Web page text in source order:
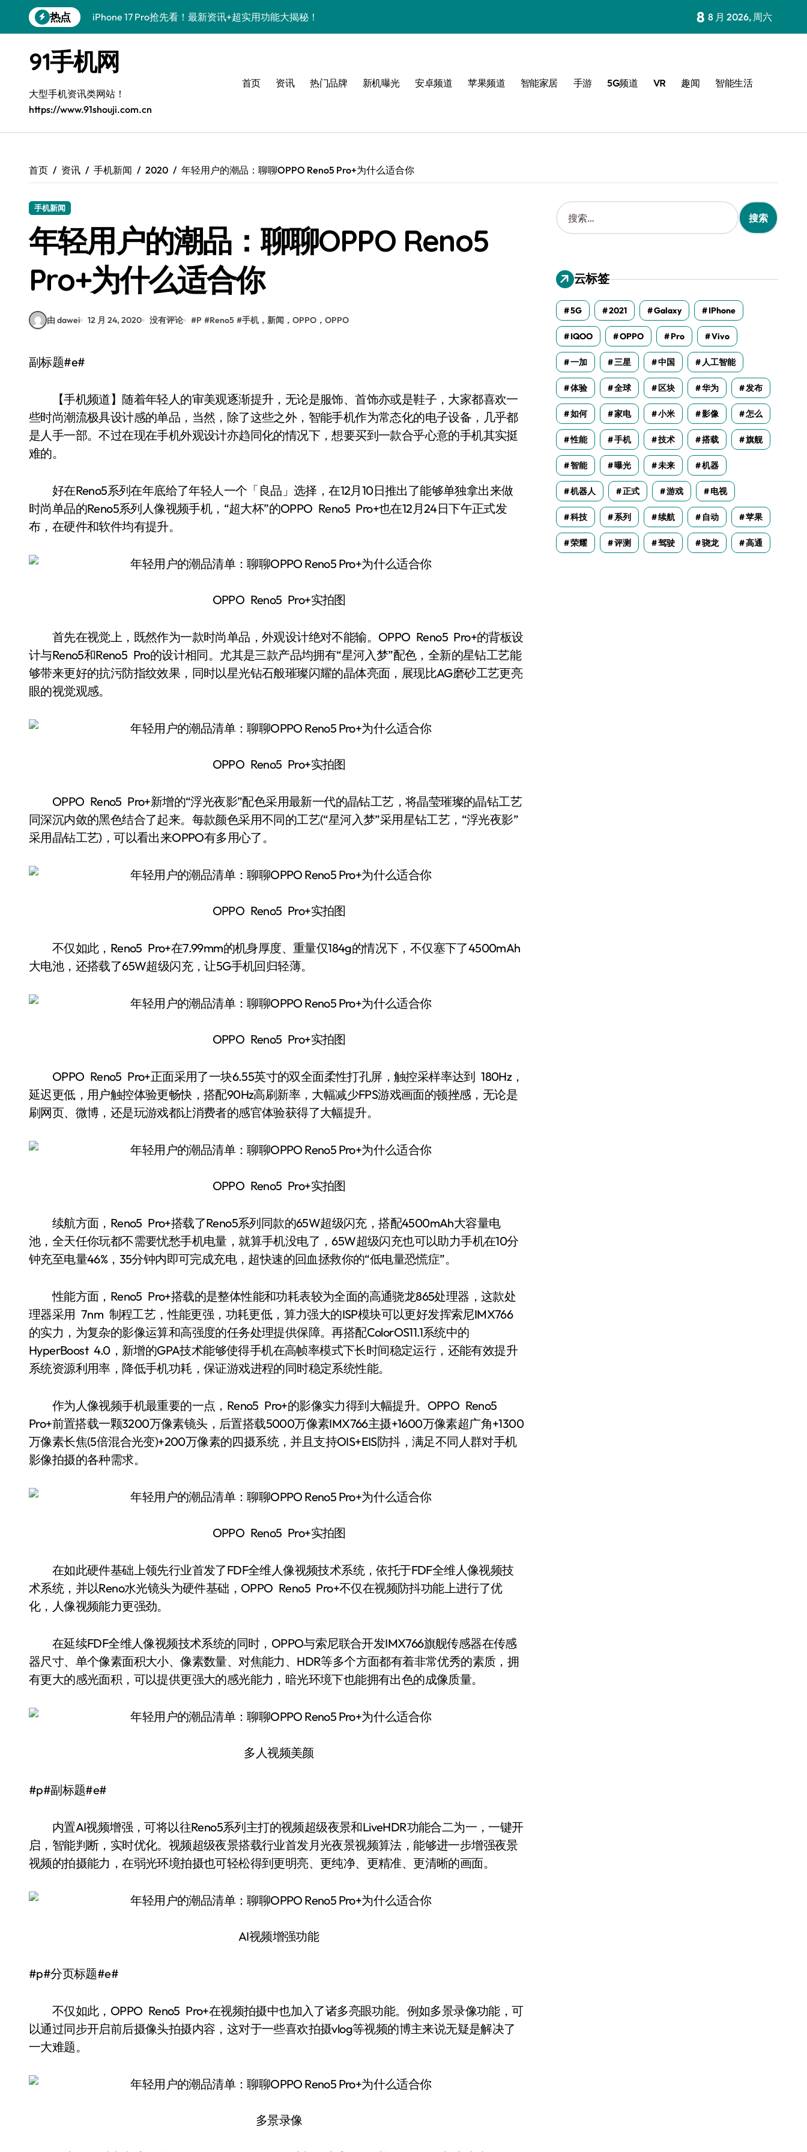
到
热点
iPhone 17 Pro抢先看！最新资讯+超实用功能大揭秘！
真我GT8震撼来袭！科技潮流新宠，创新乐趣一手掌握！
vivo S50新功能大揭秘！优惠全享，玩机效率飙升必备！
三星Galaxy Z TriFold：三屏折叠新境界，掌中科技新体验！
vivo S50 Pro mini小机身大能量，掌中资讯一键畅享！
三星Galaxy S26震撼来袭！创新科技亮点，一键尽享未来！
8 8 月 2026, 周六
91手机网
大型手机资讯类网站！
https://www.91shouji.com.cn
首页 资讯 热门品牌 新机曝光 安卓频道 苹果频道 智能家居 手游 5G频道 VR 趣闻 智能生活
首页 资讯 手机新闻 2020 年轻用户的潮品：聊聊OPPO Reno5 Pro+为什么适合你
手机新闻
年轻用户的潮品：聊聊OPPO Reno5
Pro+为什么适合你
由 dawei 12 月 24, 2020 没有评论 #P #Reno5 #手机，新闻，OPPO，OPPO
副标题#e#
【手机频道】随着年轻人的审美观逐渐提升，无论是服饰、首饰亦或是鞋子，大家都喜欢一
些时尚潮流极具设计感的单品，当然，除了这些之外，智能手机作为常态化的电子设备，几乎都
是人手一部。不过在现在手机外观设计亦趋同化的情况下，想要买到一款合乎心意的手机其实挺
难的。
好在Reno5系列在年底给了年轻人一个「良品」选择，在12月10日推出了能够单独拿出来做
时尚单品的Reno5系列人像视频手机，“超大杯”的OPPO Reno5 Pro+也在12月24日下午正式发
布，在硬件和软件均有提升。
OPPO Reno5 Pro+实拍图
首先在视觉上，既然作为一款时尚单品，外观设计绝对不能输。OPPO Reno5 Pro+的背板设
计与Reno5和Reno5 Pro的设计相同。尤其是三款产品均拥有“星河入梦”配色，全新的星钻工艺能
够带来更好的抗污防指纹效果，同时以星光钻石般璀璨闪耀的晶体亮面，展现比AG磨砂工艺更亮
眼的视觉观感。
OPPO Reno5 Pro+实拍图
OPPO Reno5 Pro+新增的“浮光夜影”配色采用最新一代的晶钻工艺，将晶莹璀璨的晶钻工艺
同深沉内敛的黑色结合了起来。每款颜色采用不同的工艺(“星河入梦”采用星钻工艺，“浮光夜影”
采用晶钻工艺)，可以看出来OPPO有多用心了。
OPPO Reno5 Pro+实拍图
不仅如此，Reno5 Pro+在7.99mm的机身厚度、重量仅184g的情况下，不仅塞下了4500mAh
大电池，还搭载了65W超级闪充，让5G手机回归轻薄。
OPPO Reno5 Pro+实拍图
OPPO Reno5 Pro+正面采用了一块6.55英寸的双全面柔性打孔屏，触控采样率达到 180Hz，
延迟更低，用户触控体验更畅快，搭配90Hz高刷新率，大幅减少FPS游戏画面的顿挫感，无论是
刷网页、微博，还是玩游戏都让消费者的感官体验获得了大幅提升。
OPPO Reno5 Pro+实拍图
续航方面，Reno5 Pro+搭载了Reno5系列同款的65W超级闪充，搭配4500mAh大容量电
池，全天任你玩都不需要忧愁手机电量，就算手机没电了，65W超级闪充也可以助力手机在10分
钟充至电量46%，35分钟内即可完成充电，超快速的回血拯救你的“低电量恐慌症”。
性能方面，Reno5 Pro+搭载的是整体性能和功耗表较为全面的高通骁龙865处理器，这款处
理器采用 7nm 制程工艺，性能更强，功耗更低，算力强大的ISP模块可以更好发挥索尼IMX766
的实力，为复杂的影像运算和高强度的任务处理提供保障。再搭配ColorOS11.1系统中的
HyperBoost 4.0，新增的GPA技术能够使得手机在高帧率模式下长时间稳定运行，还能有效提升
系统资源利用率，降低手机功耗，保证游戏进程的同时稳定系统性能。
作为人像视频手机最重要的一点，Reno5 Pro+的影像实力得到大幅提升。OPPO Reno5
Pro+前置搭载一颗3200万像素镜头，后置搭载5000万像素IMX766主摄+1600万像素超广角+1300
万像素长焦(5倍混合光变)+200万像素的四摄系统，并且支持OIS+EIS防抖，满足不同人群对手机
影像拍摄的各种需求。
OPPO Reno5 Pro+实拍图
在如此硬件基础上领先行业首发了FDF全维人像视频技术系统，依托于FDF全维人像视频技
术系统，并以Reno水光镜头为硬件基础，OPPO Reno5 Pro+不仅在视频防抖功能上进行了优
化，人像视频能力更强劲。
在延续FDF全维人像视频技术系统的同时，OPPO与索尼联合开发IMX766旗舰传感器在传感
器尺寸、单个像素面积大小、像素数量、对焦能力、HDR等多个方面都有着非常优秀的素质，拥
有更大的感光面积，可以提供更强大的感光能力，暗光环境下也能拥有出色的成像质量。
多人视频美颜
#p#副标题#e#
内置AI视频增强，可将以往Reno5系列主打的视频超级夜景和LiveHDR功能合二为一，一键开
启，智能判断，实时优化。视频超级夜景搭载行业首发月光夜景视频算法，能够进一步增强夜景
视频的拍摄能力，在弱光环境拍摄也可轻松得到更明亮、更纯净、更精准、更清晰的画面。
AI视频增强功能
#p#分页标题#e#
不仅如此，OPPO Reno5 Pro+在视频拍摄中也加入了诸多亮眼功能。例如多景录像功能，可
以通过同步开启前后摄像头拍摄内容，这对于一些喜欢拍摄vlog等视频的博主来说无疑是解决了
一大难题。
多景录像
搜
索
：
云标签
5G 2021 Galaxy IPhone
IQOO OPPO Pro Vivo
一加 三星 中国 人工智能
体验 全球 区块 华为 发布
如何 家电 小米 影像 怎么
性能 手机 技术 搭载 旗舰
智能 曝光 未来 机器
机器人 正式 游戏 电视
科技 系列 续航 自动 苹果
荣耀 评测 驾驶 骁龙 高通